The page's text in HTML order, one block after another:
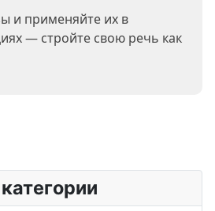
и применяйте их в
— стройте свою речь как
фраз для водителя: автомобиль,